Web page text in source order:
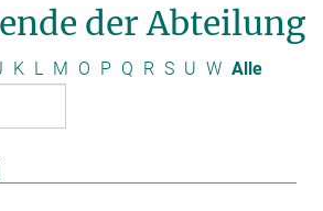
der Abteilung
K L M O P Q R S U W Alle